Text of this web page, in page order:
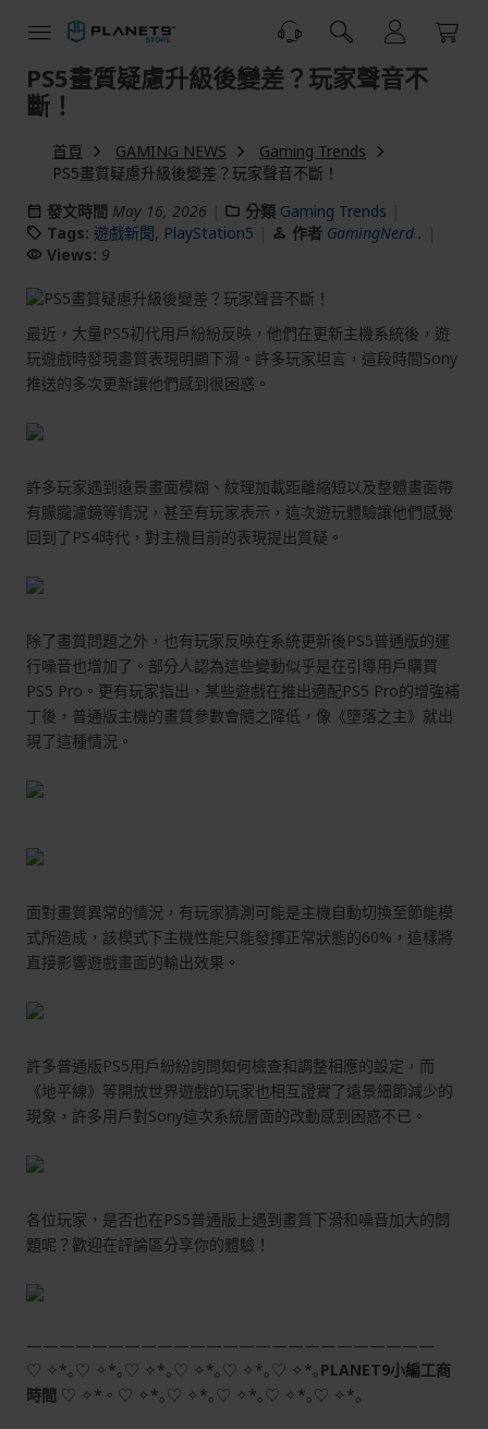
PS5畫質疑慮升級後變差？玩家聲音不
斷！
首頁 GAMING NEWS
Gaming Trends
PS5畫質疑慮升級後變差？玩家聲音不斷！
發文時間 May 16, 2026 分類 Gaming Trends
Tags: 遊戲新聞, PlayStation5 作者 GamingNerd .
Views: 9
最近，大量PS5初代用戶紛紛反映，他們在更新主機系統後，遊
玩遊戲時發現畫質表現明顯下滑。許多玩家坦言，這段時間Sony
推送的多次更新讓他們感到很困惑。
許多玩家遇到遠景畫面模糊、紋理加載距離縮短以及整體畫面帶
有朦朧濾鏡等情況，甚至有玩家表示，這次遊玩體驗讓他們感覺
回到了PS4時代，對主機目前的表現提出質疑。
除了畫質問題之外，也有玩家反映在系統更新後PS5普通版的運
行噪音也增加了。部分人認為這些變動似乎是在引導用戶購買
PS5 Pro。更有玩家指出，某些遊戲在推出適配PS5 Pro的增強補
丁後，普通版主機的畫質參數會隨之降低，像《墮落之主》就出
現了這種情況。
面對畫質異常的情況，有玩家猜測可能是主機自動切換至節能模
式所造成，該模式下主機性能只能發揮正常狀態的60%，這樣將
直接影響遊戲畫面的輸出效果。
許多普通版PS5用戶紛紛詢問如何檢查和調整相應的設定，而
《地平線》等開放世界遊戲的玩家也相互證實了遠景細節減少的
現象，許多用戶對Sony這次系統層面的改動感到困惑不已。
各位玩家，是否也在PS5普通版上遇到畫質下滑和噪音加大的問
題呢？歡迎在評論區分享你的體驗！
—————————————————————————
♡ ✧*｡♡ ✧*｡♡ ✧*｡♡ ✧*｡♡ ✧*｡♡ ✧*｡PLANET9小編工商
時間 ♡ ✧*。♡ ✧*｡♡ ✧*｡♡ ✧*｡♡ ✧*｡♡ ✧*｡